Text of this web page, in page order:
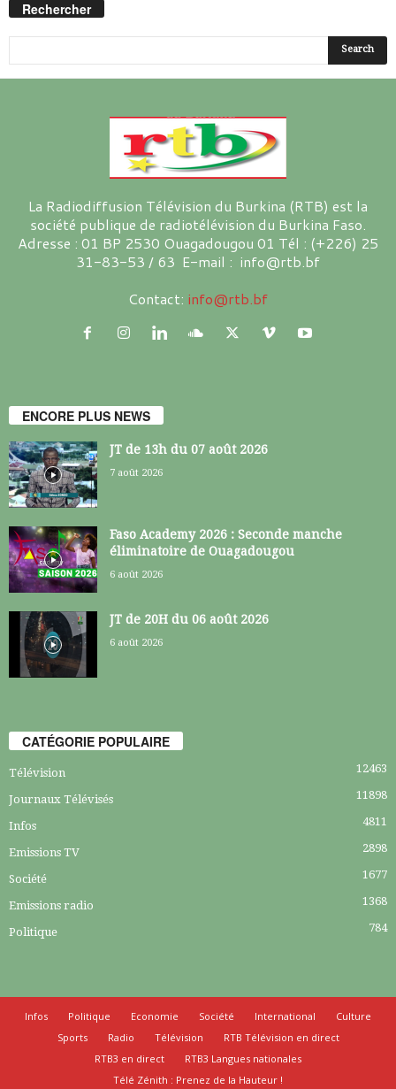
Rechercher
La Radiodiffusion Télévision du Burkina (RTB) est la
société publique de radiotélévision du Burkina Faso.
Adresse : 01 BP 2530 Ouagadougou 01 Tél : (+226) 25
31-83-53 / 63 E-mail : info@rtb.bf
Contact: info@rtb.bf
ENCORE PLUS NEWS
JT de 13h du 07 août 2026
7 août 2026
Faso Academy 2026 : Seconde manche
éliminatoire de Ouagadougou
6 août 2026
JT de 20H du 06 août 2026
6 août 2026
CATÉGORIE POPULAIRE
Télévision 12463
Journaux Télévisés 11898
Infos 4811
Emissions TV 2898
Société 1677
Emissions radio 1368
Politique 784
Infos Politique Economie Société International
Culture
Sports
Radio Télévision
RTB Télévision en direct
RTB3 en direct
RTB3 Langues nationales
Télé Zénith : Prenez de la Hauteur !